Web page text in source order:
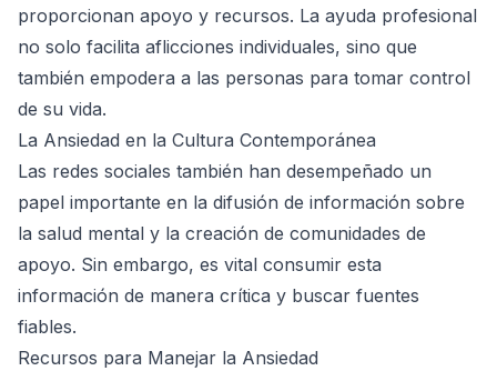
proporcionan apoyo y recursos. La ayuda profesional
no solo facilita aflicciones individuales, sino que
también empodera a las personas para tomar control
de su vida.
La Ansiedad en la Cultura Contemporánea
Las redes sociales también han desempeñado un
papel importante en la difusión de información sobre
la salud mental y la creación de comunidades de
apoyo. Sin embargo, es vital consumir esta
información de manera crítica y buscar fuentes
fiables.
Recursos para Manejar la Ansiedad